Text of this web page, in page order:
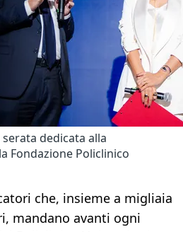
dedicata alla
Fondazione Policlinico
che, insieme a migliaia
mandano avanti ogni